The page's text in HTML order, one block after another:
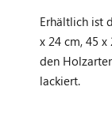
Erhältlich ist
x 24 cm, 45
den
lackiert.